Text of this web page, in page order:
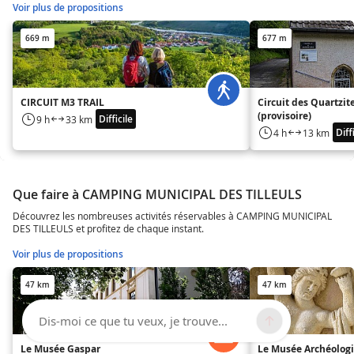
Voir plus de propositions
669 m
CIRCUIT M3 TRAIL
9 h 33 km Difficile
677 m
Circuit des
(provisoire)
4 h 13 km
Que faire à CAMPING MUNICIPAL DES TILLEULS
Découvrez les nombreuses activités réservables à CAMPING MUNICIPAL
DES TILLEULS et profitez de chaque instant.
Voir plus de propositions
47 km
Le Musée Gaspar
47 km
Le Musée
Dis-moi ce que tu veux, je trouve...